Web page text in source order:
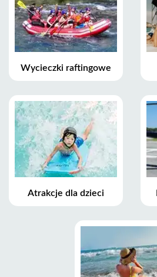
Wycieczki raftingowe
Atrakcje dla dzieci